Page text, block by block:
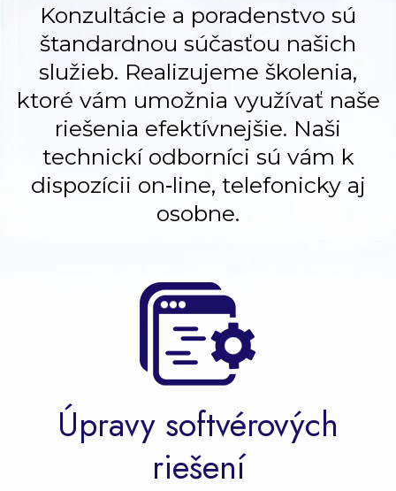
Konzultácie a poradenstvo sú
štandardnou súčasťou našich
služieb. Realizujeme školenia,
ktoré vám umožnia využívať naše
riešenia efektívnejšie. Naši
technickí odborníci sú vám k
dispozícii on‑line, telefonicky aj
osobne.
Úpravy softvérových
riešení